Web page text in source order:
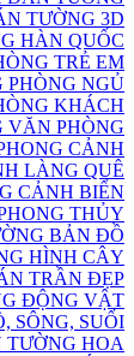
TƯỜNG 3D
HÀN QUỐC
TRẺ EM
NGỦ
KHÁCH
VĂN PHÒNG
CẢNH
LÀNG QUÊ
CẢNH BIỂN
THỦY
BẢN ĐỒ
HÌNH CÂY
TRẦN ĐẸP
ĐỘNG VẬT
SÔNG, SUỐI
HOA